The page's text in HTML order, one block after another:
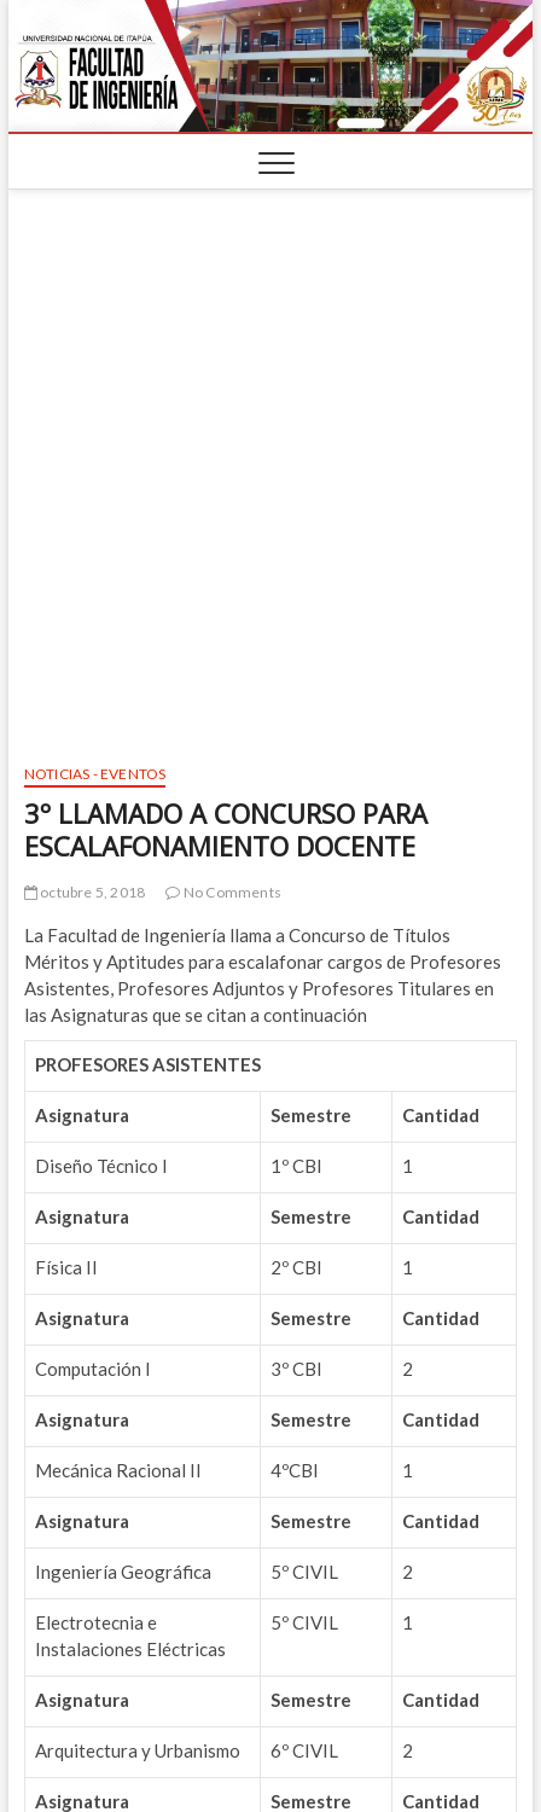
NOTICIAS - EVENTOS
3º LLAMADO A CONCURSO PARA
ESCALAFONAMIENTO DOCENTE
octubre 5, 2018 No Comments
La Facultad de Ingeniería llama a Concurso de Títulos
Méritos y Aptitudes para escalafonar cargos de Profesores
Asistentes, Profesores Adjuntos y Profesores Titulares en
las Asignaturas que se citan a continuación
PROFESORES ASISTENTES
Asignatura Semestre Cantidad
Diseño Técnico I 1º CBI 1
Asignatura Semestre Cantidad
Física II 2º CBI 1
Asignatura Semestre Cantidad
Computación I 3º CBI 2
Asignatura Semestre Cantidad
Mecánica Racional II 4ºCBI 1
Asignatura Semestre Cantidad
Ingeniería Geográfica 5º CIVIL 2
Electrotecnia e
Instalaciones Eléctricas
5º CIVIL 1
Asignatura Semestre Cantidad
Arquitectura y Urbanismo 6º CIVIL 2
Asignatura Semestre Cantidad